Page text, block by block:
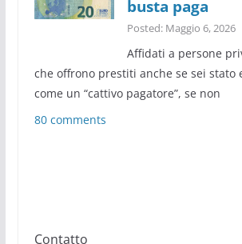
busta paga
Posted: Maggio 6, 2026
Affidati a persone
che offrono prestiti anche se sei stato
come un “cattivo pagatore”, se non
80 comments
Contatto